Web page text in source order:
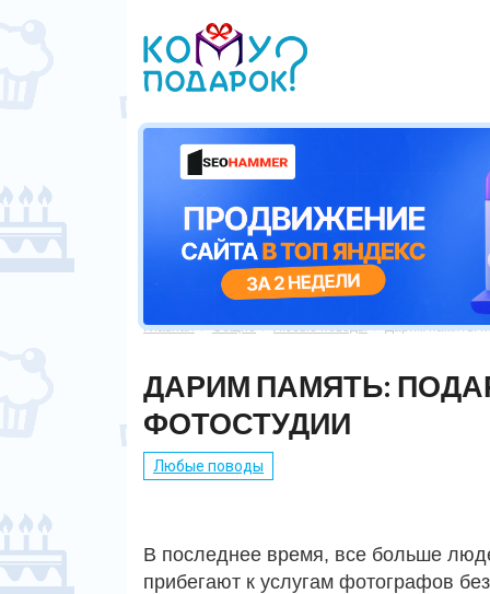
Главная  Общие  Любые поводы  Дарим память:
ДАРИМ ПАМЯТЬ:
ФОТОСТУДИИ
Любые поводы
В последнее время, все больше
прибегают к услугам фотографов без